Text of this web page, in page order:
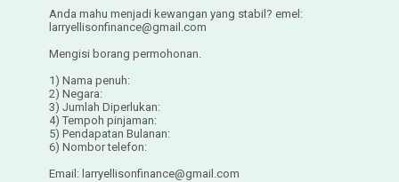
Anda mahu menjadi kewangan yang stabil? emel:
larryellisonfinance@gmail.com
Mengisi borang permohonan.
1) Nama penuh:
2) Negara:
3) Jumlah Diperlukan:
4) Tempoh pinjaman:
5) Pendapatan Bulanan:
6) Nombor telefon:
Email: larryellisonfinance@gmail.com